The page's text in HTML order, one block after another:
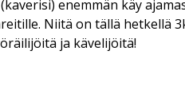
enemmän käy
Niitä on tällä hetkellä
ja kävelijöitä!